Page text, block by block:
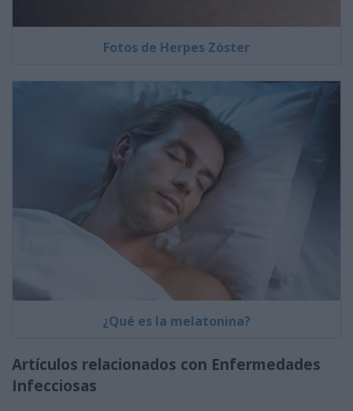
Fotos de Herpes Zóster
¿Qué es la melatonina?
Artículos relacionados con Enfermedades
Infecciosas